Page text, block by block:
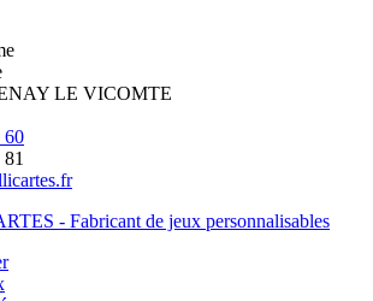
LE VICOMTE
60
- Fabricant de jeux personnalisables